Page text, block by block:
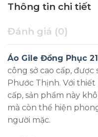
Thông tin chi tiết
Đánh giá (0)
Áo Gile Đồng Phục 21
công sở cao cấp,
Phước Thịnh. Với
cấp, sản phẩm này
mà còn thể hiện
người mặc.